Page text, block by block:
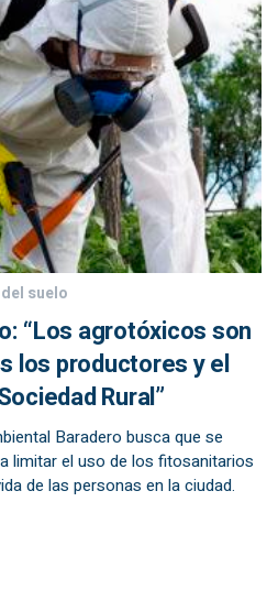
suelo
“Los agrotóxicos son
los productores y el
Rural”
Baradero busca que se
limitar el uso de los fitosanitarios
de las personas en la ciudad.